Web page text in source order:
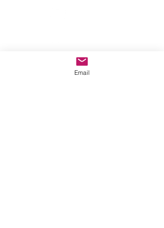
Email